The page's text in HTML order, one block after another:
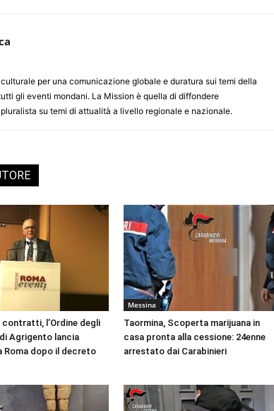
per una comunicazione globale e duratura sui temi della
gli eventi mondani. La Mission è quella di diffondere
su temi di attualità a livello regionale e nazionale.
contratti, l’Ordine degli
Agrigento lancia
Roma dopo il decreto
Messina
Taormina, Scoperta marijuana in
casa pronta alla cessione: 24enne
arrestato dai Carabinieri